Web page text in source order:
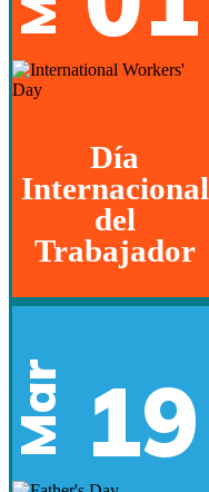
Día
Internacional
del
Trabajador
Mar 19